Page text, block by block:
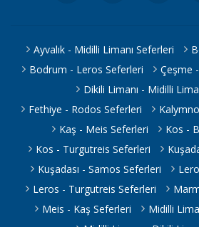
Ayvalık - Midilli Limanı Seferleri
Bodrum - Leros Seferleri
Çeşme
Dikili Limanı - Midilli
Fethiye - Rodos Seferleri
Kaş - Meis Seferleri
Kos -
Kos - Turgutreis Seferleri
Kuşadası - Samos Seferleri
Leros - Turgutreis Seferleri
Meis - Kaş Seferleri
Midilli